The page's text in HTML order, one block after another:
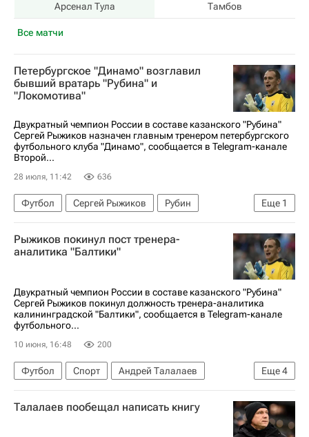
Все матчи
Арсенал Тула Тамбов
Петербургское "Динамо" возглавил
бывший вратарь "Рубина" и
"Локомотива"
Двукратный чемпион России в составе казанского "Рубина"
Сергей Рыжиков назначен главным тренером петербургского
футбольного клуба "Динамо", сообщается в Telegram-канале
Второй...
28 июля, 11:42 636
Еще 1
Футбол Сергей Рыжиков
Рубин
Трансферы
Рыжиков покинул пост тренера-
аналитика "Балтики"
Двукратный чемпион России в составе казанского "Рубина"
Сергей Рыжиков покинул должность тренера-аналитика
калининградской "Балтики", сообщается в Telegram-канале
футбольного...
10 июня, 16:48 200
Еще4
Футбол Спорт
Андрей Талалаев
Сергей Рыжиков
Рубин Балтика Химки
Талалаев пообещал написать книгу